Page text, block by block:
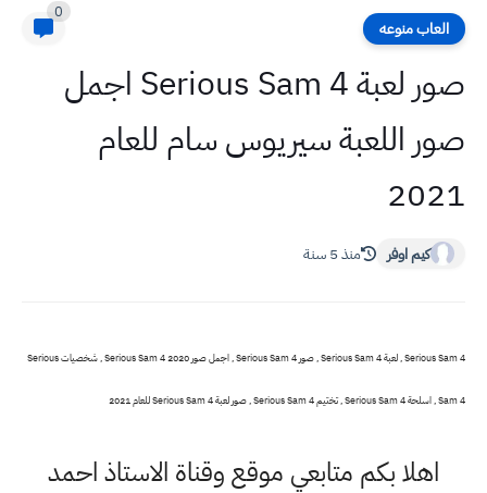
العاب منوعه
0
صور لعبة Serious Sam 4 اجمل
صور اللعبة سيريوس سام للعام
2021
كيم اوفر منذ 5 سنة
Serious Sam 4 , لعبة Serious Sam 4 , صور Serious Sam 4 , اجمل صور 2020 Serious Sam 4 , شخصيات Serious
Sam 4 , اسلحة Serious Sam 4 , تختيم Serious Sam 4 , صور لعبة Serious Sam 4 للعام 2021
اهلا بكم متابعي موقع وقناة الاستاذ احمد